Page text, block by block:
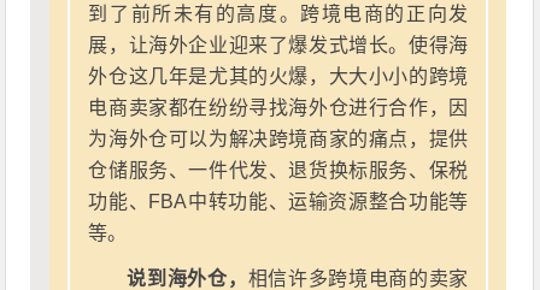
到了前所未有的高度。跨境电商的正向发
展，让海外企业迎来了爆发式增长。使得海
外仓这几年是尤其的火爆，大大小小的跨境
电商卖家都在纷纷寻找海外仓进行合作，因
为海外仓可以为解决跨境商家的痛点，提供
仓储服务、一件代发、退货换标服务、保税
功能、FBA中转功能、运输资源整合功能等
等。
说到海外仓， 相信许多跨境电商的卖家